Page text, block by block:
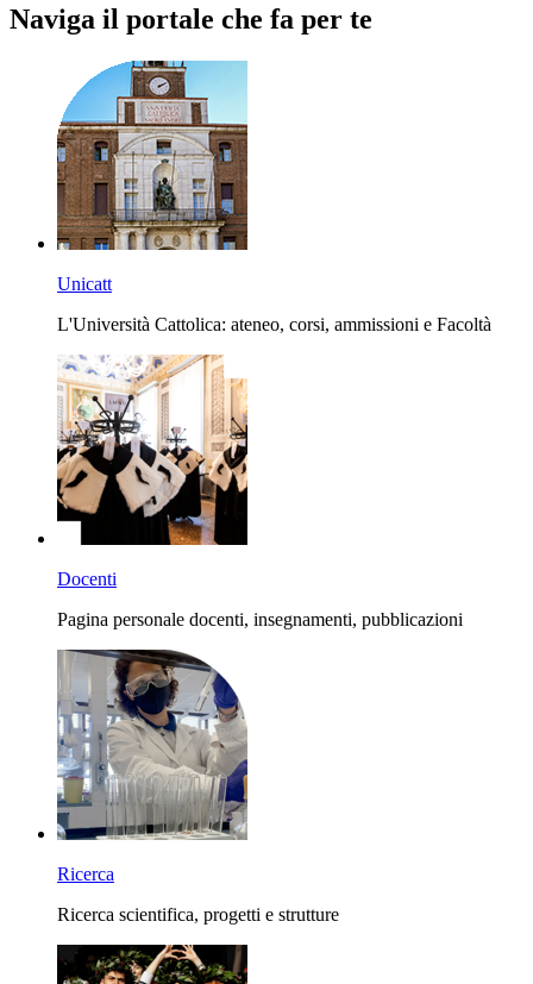
Naviga il portale che fa per te
Unicatt
L'Università Cattolica: ateneo, corsi, ammissioni e Facoltà
Docenti
Pagina personale docenti, insegnamenti, pubblicazioni
Ricerca
Ricerca scientifica, progetti e strutture